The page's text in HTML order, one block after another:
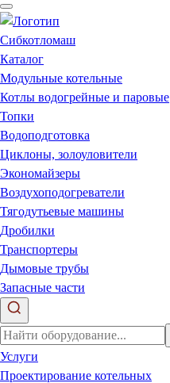
Каталог
Модульные котельные
Котлы водогрейные и паровые
Топки
Водоподготовка
Циклоны, золоуловители
Экономайзеры
Воздухоподогреватели
Тягодутьевые машины
Дробилки
Транспортеры
Дымовые трубы
Запасные части
Услуги
Проектирование котельных